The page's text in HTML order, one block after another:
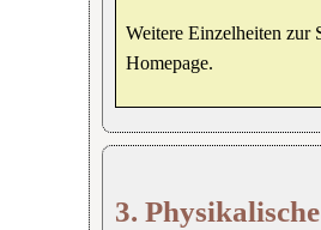
Weitere Einzelheiten zur
Homepage.
3.